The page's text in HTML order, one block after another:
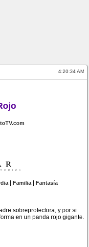
4:20:34 AM
|Familia|Fantasía
sobreprotectora, y por si
en un panda rojo gigante.